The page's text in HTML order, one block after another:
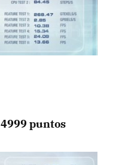
4999 puntos